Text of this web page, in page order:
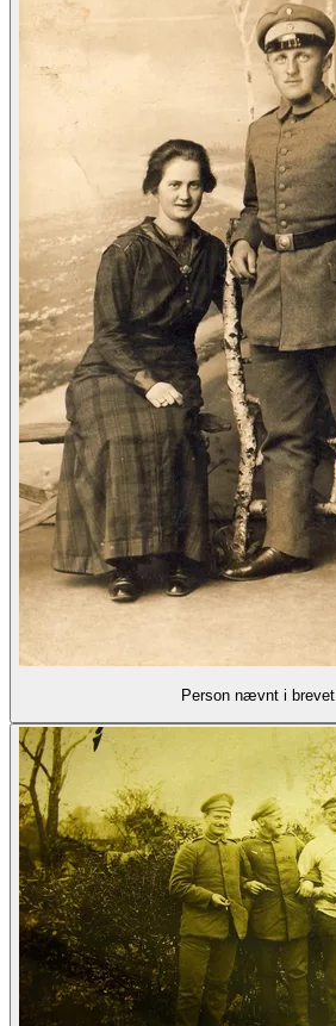
Person nævnt i brevet